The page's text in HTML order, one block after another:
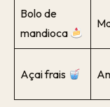
Bolo de
mandioca
Açai frais